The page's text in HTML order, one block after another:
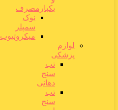
یکبارمصرف
نوک
سمپلر
میکروتیوب
لوازم
پزشکی
تب
سنج
دهانی
تب
سنج